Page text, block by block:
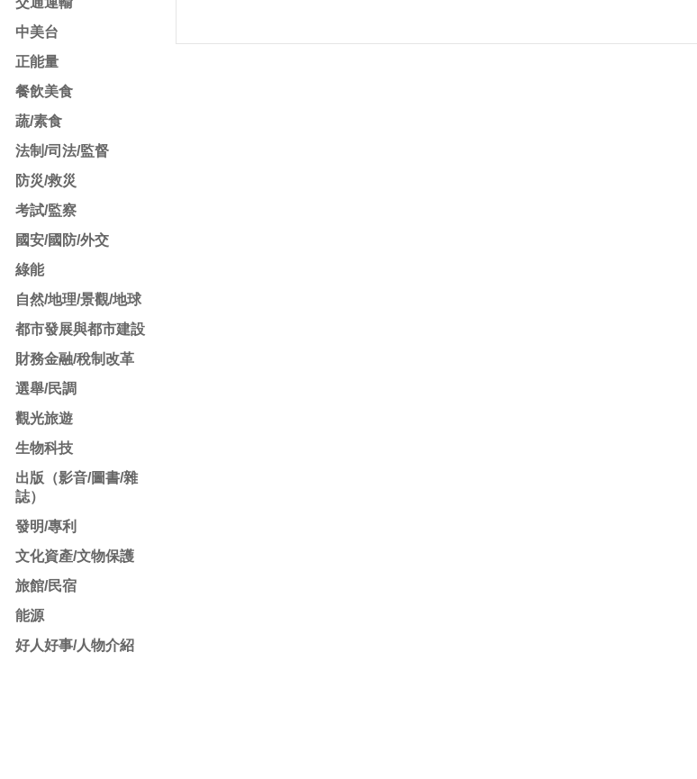
中美台
正能量
餐飲美食
蔬/素食
法制/司法/監督
防災/救災
考試/監察
國安/國防/外交
綠能
自然/地理/景觀/地球
都市發展與都市建設
財務金融/稅制改革
選舉/民調
觀光旅遊
生物科技
出版（影音/圖書/雜
誌）
發明/專利
文化資產/文物保護
旅館/民宿
能源
好人好事/人物介紹